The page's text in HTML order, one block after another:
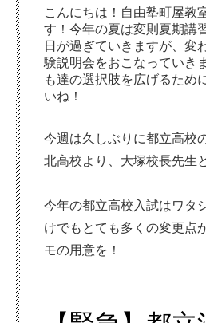
こんにちは！自由塾町屋教
す！今年の夏は変則夏期講
日が過ぎていきますが、変
験説明会をおこなっていき
も達の選択肢を広げるため
いね！
今週は久しぶりに都立高校
北高校より、大塚校長先生
今年の都立高校入試はワタ
けでもとても多くの変更点
モの用意を！